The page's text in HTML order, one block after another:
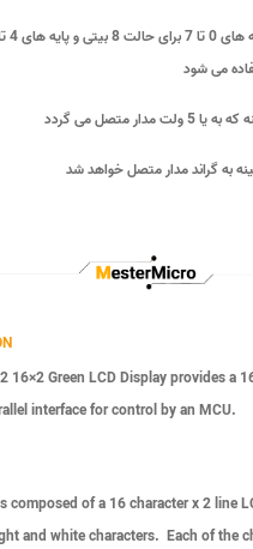
16×2 Green LCD Display provides a
interface for control by an MCU.
composed of a 16 character x 2 line
and white characters. Each of the